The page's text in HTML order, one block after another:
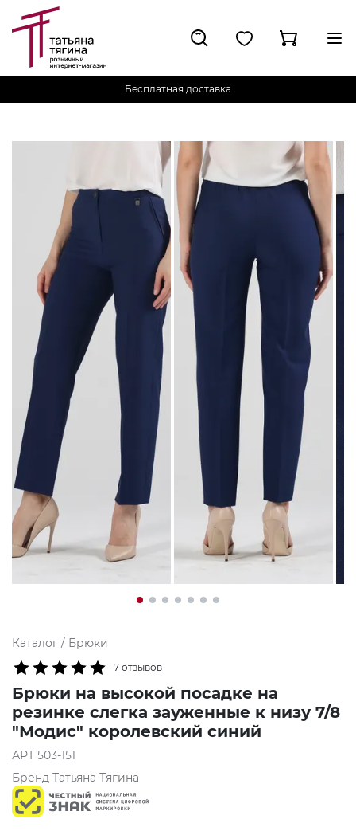
Бесплатная доставка
Каталог / Брюки
7 отзывов
Брюки на высокой посадке на
резинке слегка зауженные к низу 7/8
"Модис" королевский синий
АРТ 503-151
Бренд Татьяна Тягина